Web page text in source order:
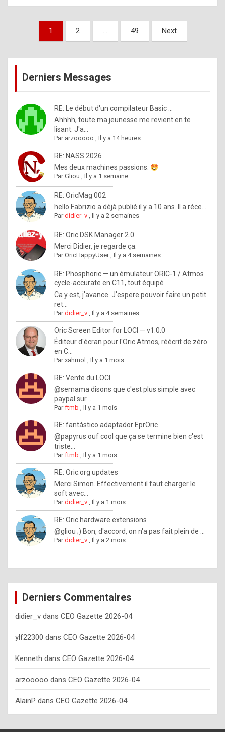
x
a
%
m
a
d
b
y
o
l
e
x
.
I
f
y
o
u
w
a
n
t
o
n
o
w
h
o
w
o
e
y
o
u
s
h
o
Pagination
publications
1 2 … 49 Next
Derniers Messages
RE: Le début d'un compilateur Basic ...
Ahhhh, toute ma jeunesse me revient en te
lisant. J'a...
Par arzooooo ,Il y a 14 heures
RE: NASS 2026
Mes deux machines passions.
ParGliou ,Il y a 1 semaine
RE: OricMag 002
hello Fabrizio a déjà publié il y a 10 ans. Il a réce...
Pardidier_v ,Il y a 2 semaines
RE: Oric DSK Manager 2.0
Merci Didier, je regarde ça.
ParOricHappyUser,Il y a 4 semaines
RE: Phosphoric — un émulateur ORIC-1 / Atmos
cycle-accurate en C11, tout équipé
Ca y est, j'avance. J'espere pouvoir faire un petit
ret...
Pardidier_v ,Il y a 4 semaines
Oric Screen Editor for LOCI — v1.0.0
Éditeur d'écran pour l'Oric Atmos, réécrit de zéro
en C...
Parxahmol ,Il y a 1 mois
RE: Vente du LOCI
@semama disons que c'est plus simple avec
paypal sur ...
Parftmb ,Il y a 1 mois
RE: fantástico adaptador EprOric
@papyrus ouf cool que ça se termine bien c'est
triste...
Parftmb ,Il y a 1 mois
RE: Oric.org updates
Merci Simon. Effectivement il faut charger le
soft avec...
Pardidier_v ,Il y a 1 mois
RE: Oric hardware extensions
@gliou ;) Bon, d'accord, on n'a pas fait plein de ...
Pardidier_v ,Il y a 2 mois
Derniers Commentaires
didier_v dans CEO Gazette 2026-04
ylf22300 dans CEO Gazette 2026-04
Kenneth dans CEO Gazette 2026-04
arzooooo dans CEO Gazette 2026-04
AlainP dans CEO Gazette 2026-04